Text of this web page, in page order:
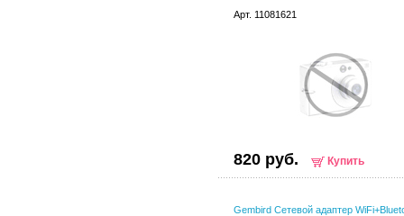
Арт. 11081621
820 руб. Купить
Gembird Сетевой адаптер